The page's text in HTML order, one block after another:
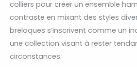
colliers pour créer un ensemble
contraste en mixant des styles
breloques s’inscrivent comme un
une collection visant à rester
circonstances.